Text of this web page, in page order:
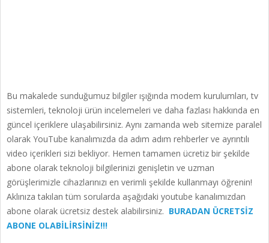
Bu makalede sunduğumuz bilgiler ışığında modem kurulumları, tv
sistemleri, teknoloji ürün incelemeleri ve daha fazlası hakkında en
güncel içeriklere ulaşabilirsiniz. Aynı zamanda web sitemize paralel
olarak YouTube kanalımızda da adım adım rehberler ve ayrıntılı
video içerikleri sizi bekliyor. Hemen tamamen ücretiz bir şekilde
abone olarak teknoloji bilgilerinizi genişletin ve uzman
görüşlerimizle cihazlarınızı en verimli şekilde kullanmayı öğrenin!
Aklınıza takılan tüm sorularda aşağıdaki youtube kanalımızdan
abone olarak ücretsiz destek alabilirsiniz. BURADAN ÜCRETSİZ
ABONE OLABİLİRSİNİZ!!!